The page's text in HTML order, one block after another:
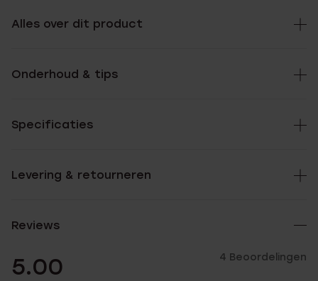
Alles over dit product
Onderhoud & tips
Specificaties
Levering & retourneren
Reviews
5.00 4 Beoordelingen